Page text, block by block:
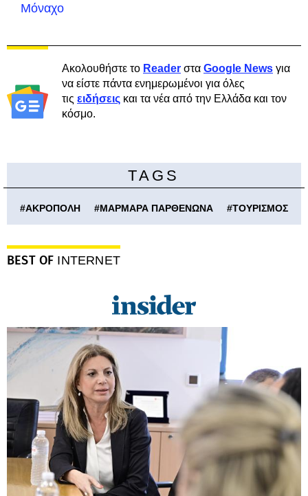
Μόναχο
Ακολουθήστε το Reader στα Google News για
να είστε πάντα ενημερωμένοι για όλες
τις ειδήσεις και τα νέα από την Ελλάδα και τον
κόσμο.
TAGS
#ΑΚΡΟΠΟΛΗ #ΜΑΡΜΑΡΑ ΠΑΡΘΕΝΩΝΑ #ΤΟΥΡΙΣΜΟΣ
BEST OF INTERNET